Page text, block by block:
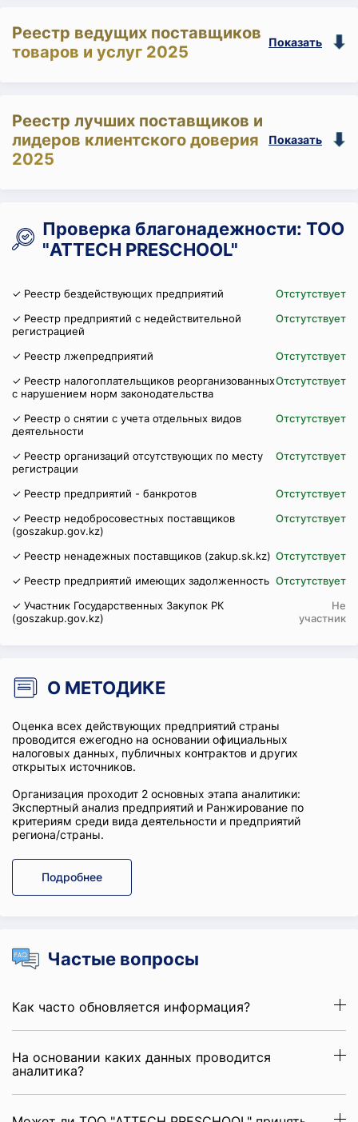
Реестр ведущих поставщиков
товаров и услуг 2025
Показать
Реестр лучших поставщиков и
лидеров клиентского доверия
2025
Показать
Проверка благонадежности: ТОО
"ATTECH PRESCHOOL"
✓ Реестр бездействующих предприятий
Отстутствует
✓ Реестр предприятий с недействительной
регистрацией
Отстутствует
✓ Реестр лжепредприятий
Отстутствует
✓ Реестр налогоплательщиков реорганизованных
с нарушением норм законодательства
Отстутствует
✓ Реестр о снятии с учета отдельных видов
деятельности
Отстутствует
✓ Реестр организаций отсутствующих по месту
регистрации
Отстутствует
✓ Реестр предприятий - банкротов
Отстутствует
✓ Реестр недобросовестных поставщиков
(goszakup.gov.kz)
Отстутствует
✓ Реестр ненадежных поставщиков (zakup.sk.kz) Отстутствует
✓ Реестр предприятий имеющих задолженность Отстутствует
✓ Участник Государственных Закупок РК
(goszakup.gov.kz)
Не
участник
О МЕТОДИКЕ
Оценка всех действующих предприятий страны
проводится ежегодно на основании официальных
налоговых данных, публичных контрактов и других
открытых источников.
Организация проходит 2 основных этапа аналитики:
Экспертный анализ предприятий и Ранжирование по
критериям среди вида деятельности и предприятий
региона/страны.
Подробнее
Частые вопросы
Как часто обновляется информация?
На основании каких данных проводится
аналитика?